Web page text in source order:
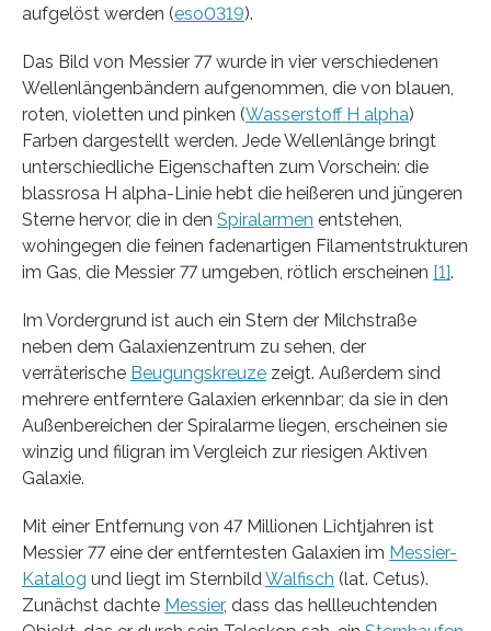
aufgelöst werden (eso0319).
Das Bild von Messier 77 wurde in vier verschiedenen
Wellenlängenbändern aufgenommen, die von blauen,
roten, violetten und pinken (Wasserstoff H alpha)
Farben dargestellt werden. Jede Wellenlänge bringt
unterschiedliche Eigenschaften zum Vorschein: die
blassrosa H alpha-Linie hebt die heißeren und jüngeren
Sterne hervor, die in den Spiralarmen entstehen,
wohingegen die feinen fadenartigen Filamentstrukturen
im Gas, die Messier 77 umgeben, rötlich erscheinen [1].
Im Vordergrund ist auch ein Stern der Milchstraße
neben dem Galaxienzentrum zu sehen, der
verräterische Beugungskreuze zeigt. Außerdem sind
mehrere entferntere Galaxien erkennbar; da sie in den
Außenbereichen der Spiralarme liegen, erscheinen sie
winzig und filigran im Vergleich zur riesigen Aktiven
Galaxie.
Mit einer Entfernung von 47 Millionen Lichtjahren ist
Messier 77 eine der entferntesten Galaxien im Messier-
Katalog und liegt im SternbildWalfisch (lat. Cetus).
Zunächst dachte Messier, dass das hellleuchtenden